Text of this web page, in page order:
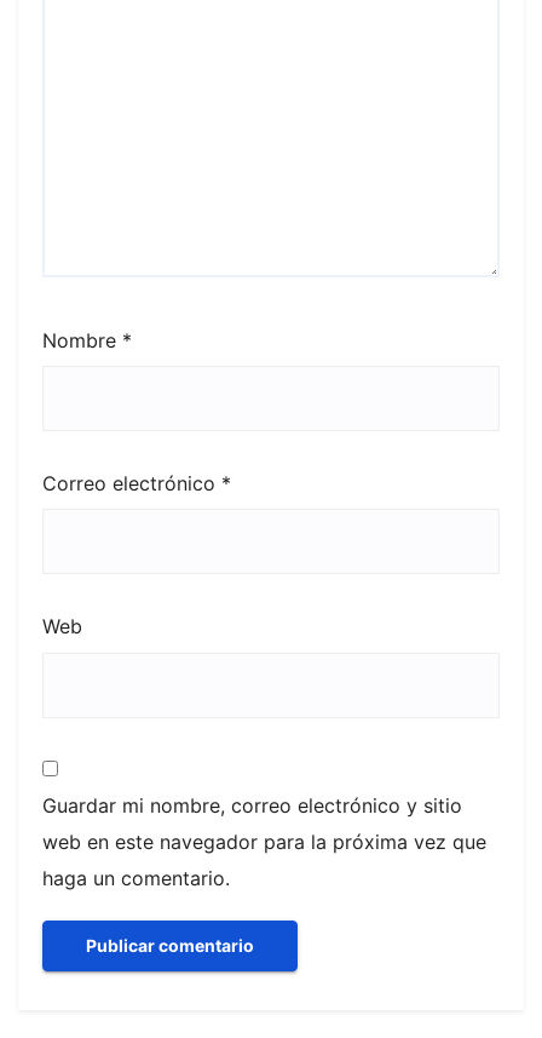
Nombre *
Correo electrónico *
Web
Guardar mi nombre, correo electrónico y sitio
web en este navegador para la próxima vez que
haga un comentario.